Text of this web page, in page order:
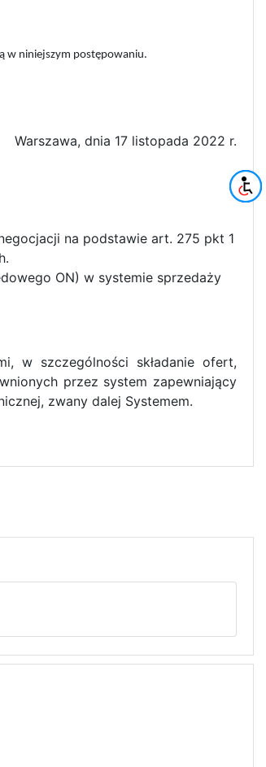
w niniejszym postępowaniu.
Warszawa, dnia 17 listopada 2022 r.
na podstawie art. 275 pkt 1
ON) w systemie sprzedaży
w szczególności składanie ofert,
przez system zapewniający
zwany dalej Systemem.